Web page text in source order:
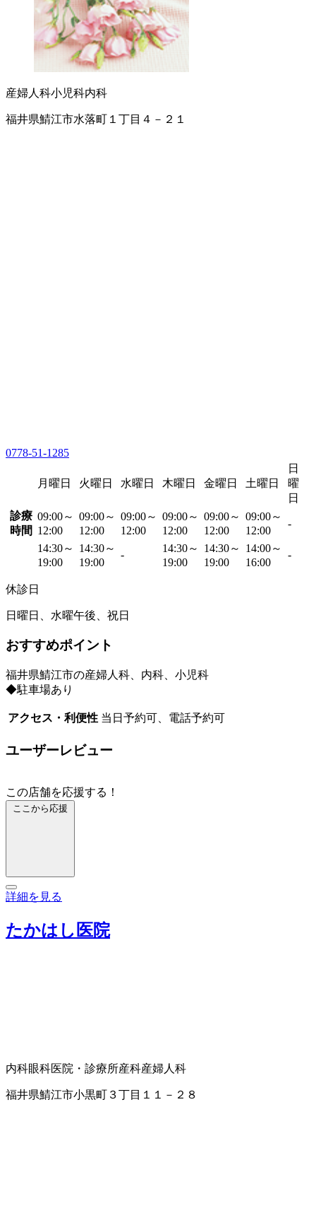
産婦人科小児科内科
福井県鯖江市水落町１丁目４－２１
0778-51-1285
月曜日 火曜日 水曜日 木曜日 金曜日 土曜日
日
曜
日
診療
時間
09:00～
12:00
09:00～
12:00
09:00～
12:00
09:00～
12:00
09:00～
12:00
09:00～
12:00
-
14:30～
19:00
14:30～
19:00
-
14:30～
19:00
14:30～
19:00
14:00～
16:00
-
休診日
日曜日、水曜午後、祝日
おすすめポイント
福井県鯖江市の産婦人科、内科、小児科
◆駐車場あり
アクセス・利便性 当日予約可、電話予約可
ユーザーレビュー
この店舗を応援する！
ここから応援
詳細を見る
たかはし医院
内科眼科医院・診療所産科産婦人科
福井県鯖江市小黒町３丁目１１－２８